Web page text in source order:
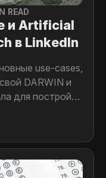
READ
и Artificial
в LinkedIn
use-cases,
DARWIN и
для постройки